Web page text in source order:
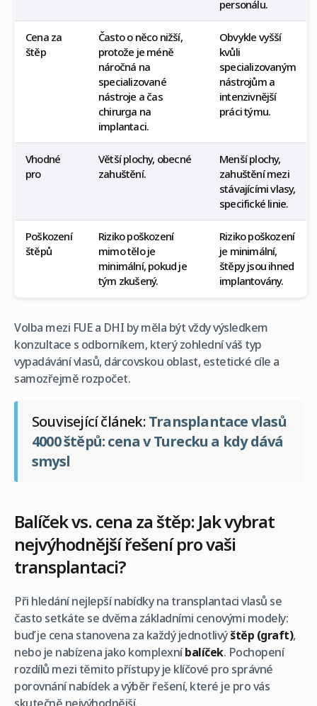
personálu.
Cena za
štěp
Často o něco nižší,
protože je méně
náročná na
specializované
nástroje a čas
chirurga na
implantaci.
Obvykle vyšší
kvůli
specializovaným
nástrojům a
intenzivnější
práci týmu.
Vhodné
pro
Větší plochy, obecné
zahuštění.
Menší plochy,
zahuštění mezi
stávajícími vlasy,
specifické linie.
Poškození
štěpů
Riziko poškození
mimo tělo je
minimální, pokud je
tým zkušený.
Riziko poškození
je minimální,
štěpy jsou ihned
implantovány.
Volba mezi FUE a DHI by měla být vždy výsledkem
konzultace s odborníkem, který zohlední váš typ
vypadávání vlasů, dárcovskou oblast, estetické cíle a
samozřejmě rozpočet.
Související článek:Transplantace vlasů
4000 štěpů: cena v Turecku a kdy dává
smysl
Balíček vs. cena za štěp: Jak vybrat
nejvýhodnější řešení pro vaši
transplantaci?
Při hledání nejlepší nabídky na transplantaci vlasů se
často setkáte se dvěma základními cenovými modely:
buď je cena stanovena za každý jednotlivýštěp (graft),
nebo je nabízena jako komplexníbalíček. Pochopení
rozdílů mezi těmito přístupy je klíčové pro správné
porovnání nabídek a výběr řešení, které je pro vás